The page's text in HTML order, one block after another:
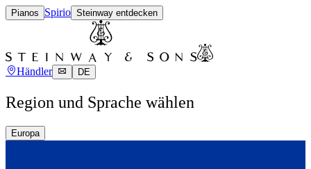
Pianos Spirio Steinway entdecken
Händler DE
Region und Sprache wählen
Europa